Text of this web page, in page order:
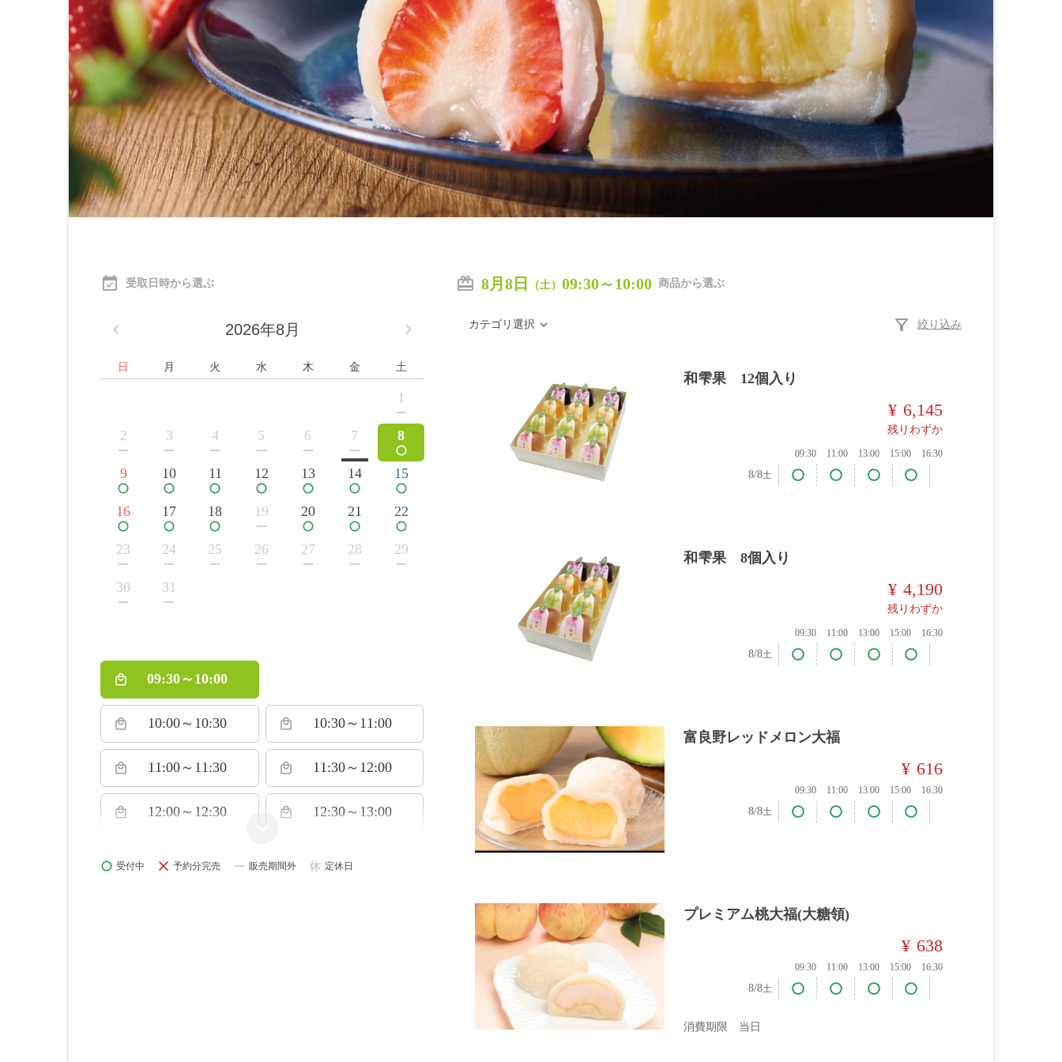
受取 日時から選ぶ
navigate_before navigate_next
2026年8月
日 月 火 水 木 金 土
1
2 3 4 5 6 7 8
9 10 11 12 13 14 15
16 17 18 19 20 21 22
23 24 25 26 27 28 29
30 31
local_mall 09:30～10:00
local_mall 10:00～10:30 local_mall 10:30～11:00
local_mall 11:00～11:30 local_mall 11:30～12:00
local_mall 12:00～12:30 local_mall 12:30～13:00
expand_more
受付中 予約分完売 販売期間外 定休日
8月8日 （土） 09:30～10:00 商品から選ぶ
カテゴリ選択 filter_alt 絞り込み
和雫果 12個入り
¥ 6,145
残りわずか
09:30 11:00 13:00 15:00 16:30
8/8土
和雫果 8個入り
¥ 4,190
残りわずか
09:30 11:00 13:00 15:00 16:30
8/8土
富良野レッドメロン大福
¥ 616
09:30 11:00 13:00 15:00 16:30
8/8土
プレミアム桃大福(大糖領)
¥ 638
09:30 11:00 13:00 15:00 16:30
8/8土
消費期限 当日